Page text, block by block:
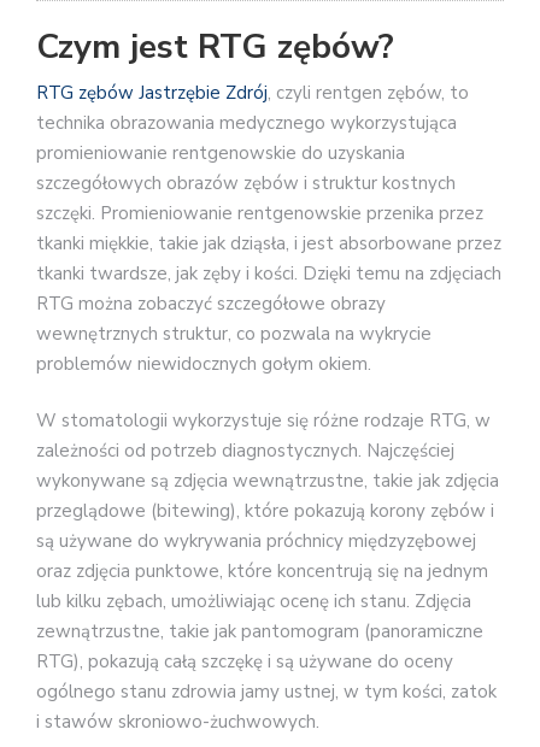
Czym jest RTG zębów?
RTG zębów Jastrzębie Zdrój, czyli rentgen zębów, to
technika obrazowania medycznego wykorzystująca
promieniowanie rentgenowskie do uzyskania
szczegółowych obrazów zębów i struktur kostnych
szczęki. Promieniowanie rentgenowskie przenika przez
tkanki miękkie, takie jak dziąsła, i jest absorbowane przez
tkanki twardsze, jak zęby i kości. Dzięki temu na zdjęciach
RTG można zobaczyć szczegółowe obrazy
wewnętrznych struktur, co pozwala na wykrycie
problemów niewidocznych gołym okiem.
W stomatologii wykorzystuje się różne rodzaje RTG, w
zależności od potrzeb diagnostycznych. Najczęściej
wykonywane są zdjęcia wewnątrzustne, takie jak zdjęcia
przeglądowe (bitewing), które pokazują korony zębów i
są używane do wykrywania próchnicy międzyzębowej
oraz zdjęcia punktowe, które koncentrują się na jednym
lub kilku zębach, umożliwiając ocenę ich stanu. Zdjęcia
zewnątrzustne, takie jak pantomogram (panoramiczne
RTG), pokazują całą szczękę i są używane do oceny
ogólnego stanu zdrowia jamy ustnej, w tym kości, zatok
i stawów skroniowo-żuchwowych.